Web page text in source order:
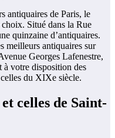
antiquaires de Paris, le
Situé dans la Rue
quinzaine d’antiquaires.
meilleurs antiquaires sur
Georges Lafenestre,
à votre disposition des
celles du XIXe siècle.
celles de Saint-